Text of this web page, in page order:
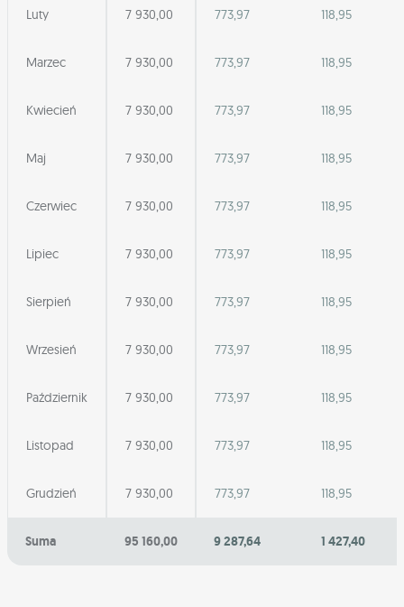
Luty 7 930,00 773,97 118,95
Marzec 7 930,00 773,97 118,95
Kwiecień 7 930,00 773,97 118,95
Maj 7 930,00 773,97 118,95
Czerwiec 7 930,00 773,97 118,95
Lipiec 7 930,00 773,97 118,95
Sierpień 7 930,00 773,97 118,95
Wrzesień 7 930,00 773,97 118,95
Październik 7 930,00 773,97 118,95
Listopad 7 930,00 773,97 118,95
Grudzień 7 930,00 773,97 118,95
Suma 95 160,00 9 287,64 1 427,40